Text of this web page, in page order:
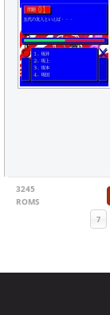
3245
ROMS
7